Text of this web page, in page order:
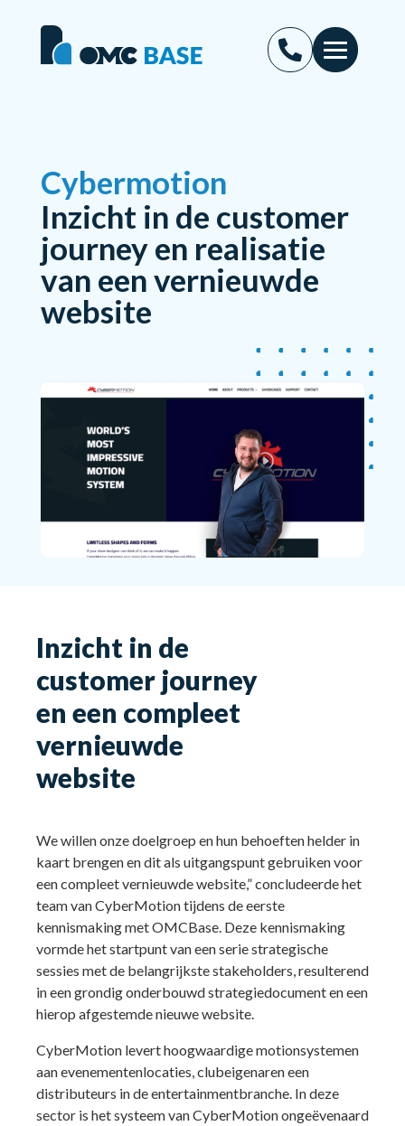
Cybermotion
Inzicht in de customer
journey en realisatie
van een vernieuwde
website
Inzicht in de
customer journey
en een compleet
vernieuwde
website
We willen onze doelgroep en hun behoeften helder in
kaart brengen en dit als uitgangspunt gebruiken voor
een compleet vernieuwde website,” concludeerde het
team van CyberMotion tijdens de eerste
kennismaking met OMCBase. Deze kennismaking
vormde het startpunt van een serie strategische
sessies met de belangrijkste stakeholders, resulterend
in een grondig onderbouwd strategiedocument en een
hierop afgestemde nieuwe website.
CyberMotion levert hoogwaardige motionsystemen
aan evenementenlocaties, clubeigenaren een
distributeurs in de entertainmentbranche. In deze
sector is het systeem van CyberMotion ongeëvenaard